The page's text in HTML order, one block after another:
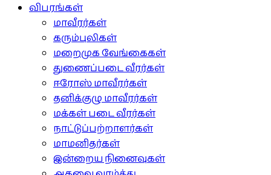
விபரங்கள்
மாவீரர்கள்
கரும்புலிகள்
மறைமுக வேங்கைகள்
துணைப்படை வீரர்கள்
ஈரோஸ் மாவீரர்கள்
தனிக்குழு மாவீரர்கள்
மக்கள் படை வீரர்கள்
நாட்டுப்பற்றாளர்கள்
மாமனிதர்கள்
இன்றைய நினைவுகள்